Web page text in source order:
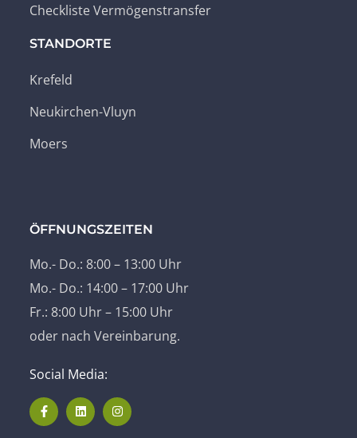
Checkliste Vermögenstransfer
STANDORTE
Krefeld
Neukirchen-Vluyn
Moers
ÖFFNUNGSZEITEN
Mo.- Do.: 8:00 – 13:00 Uhr
Mo.- Do.: 14:00 – 17:00 Uhr
Fr.: 8:00 Uhr – 15:00 Uhr
oder nach Vereinbarung.
Social Media: